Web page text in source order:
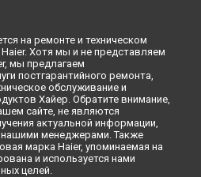
на ремонте и техническом
Хотя мы и не представляем
мы предлагаем
постгарантийного ремонта,
обслуживание и
Хайер. Обратите внимание,
сайте, не являются
актуальной информации,
менеджерами. Также
марка Haier, упоминаемая на
и используется нами
целей.